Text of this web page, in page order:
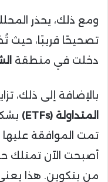
ومع ذلك، يحذر
تصحيحًا قريبًا، حيث
دخلت في منطقة
بالإضافة إلى ذلك،
المتداولة (ETFs)
تمت الموافقة عليها
أصبحت الآن تمتلك
من بتكوين. هذا